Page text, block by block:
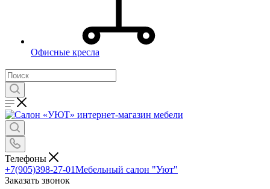
Офисные кресла
Телефоны
+7(905)398-27-01Мебельный салон "Уют"
Заказать звонок